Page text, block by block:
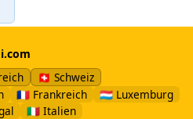
🇨🇭 Schweiz
🇫🇷 Frankreich
🇱🇺 Luxemburg
🇮🇹 Italien